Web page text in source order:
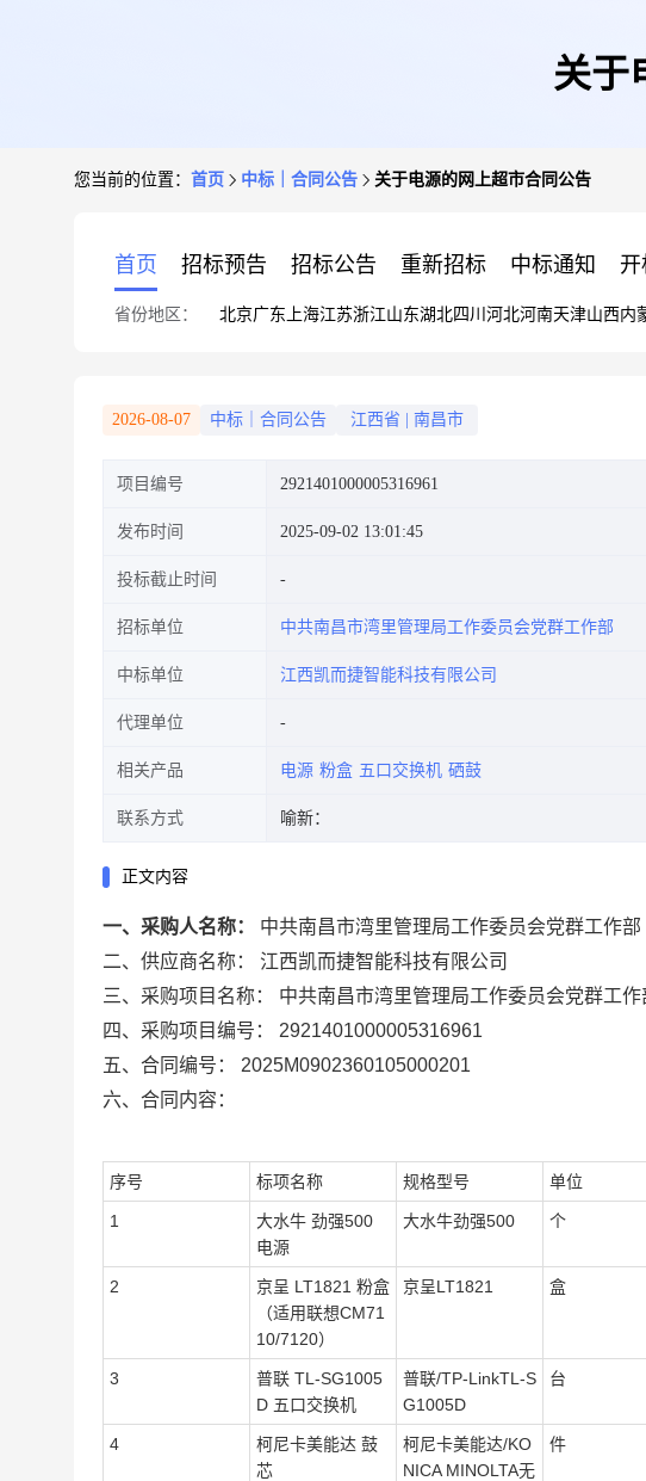
关于
您当前的位置： 首页 中标｜合同公告 关于电源的网上超市合同公告
首页 招标预告 招标公告 重新招标 中标通知 开
省份地区： 北京广东 上海江苏浙江山东湖北四川 河北河南天津山西内
2026-08-07 中标｜合同公告 江西省 南昌市
项目编号 2921401000005316961
发布时间 2025-09-02 13:01:45
投标截止时间
招标单位 中共南昌市湾里管理局工作委员会党群工作部
中标单位 江西凯而捷智能科技有限公司
代理单位
相关产品 电源 粉盒 五口交换机 硒鼓
联系方式 喻新：
正文内容
一、采购人名称：
中共南昌市湾里管理局工作委员会党群工作部
二、供应商名称：
江西凯而捷智能科技有限公司
三、采购项目名称：
中共南昌市湾里管理局工作委员会党群工作
四、采购项目编号：
2921401000005316961
五、合同编号：
2025M0902360105000201
六、合同内容：
序号 标项名称 规格型号 单位
1
大水牛 劲强500
电源
大水牛劲强500 个
2
京呈 LT1821 粉盒
（适用联想CM71
10/7120）
京呈LT1821 盒
3
普联 TL-SG1005
D 五口交换机
普联/TP-LinkTL-S
G1005D
台
4
柯尼卡美能达 鼓
芯
柯尼卡美能达/KO
NICA MINOLTA无
件